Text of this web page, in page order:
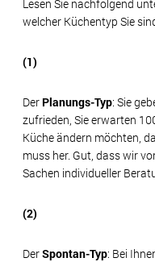
Lesen Sie nachfolgend
welcher Küchentyp Sie
(1)
Der Planungs-Typ: Sie
zufrieden, Sie erwarten
Küche ändern möchten,
muss her. Gut, dass wir
Sachen individueller
(2)
DerSpontan-Typ: Bei